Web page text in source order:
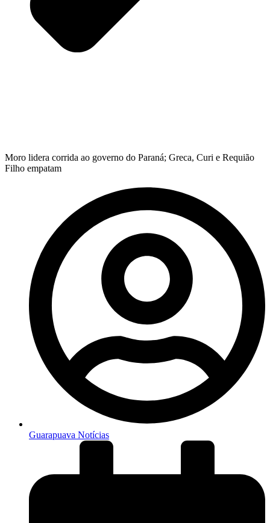
Moro lidera corrida ao governo do Paraná; Greca, Curi e Requião
Filho empatam
Guarapuava Notícias